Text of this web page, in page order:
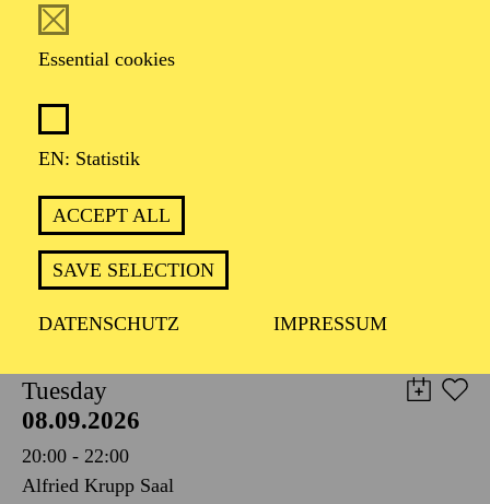
Essential cookies
EN: Statistik
ACCEPT ALL
SAVE SELECTION
DATENSCHUTZ IMPRESSUM
05.09.2026
19:30 - 21:30
BLICK AUF DEN IRAN –
STIMMEN ZUR AKTUELLEN
LAGE
TICKETS
8,00€
Tuesday
08.09.2026
20:00 - 22:00
Alfried Krupp Saal